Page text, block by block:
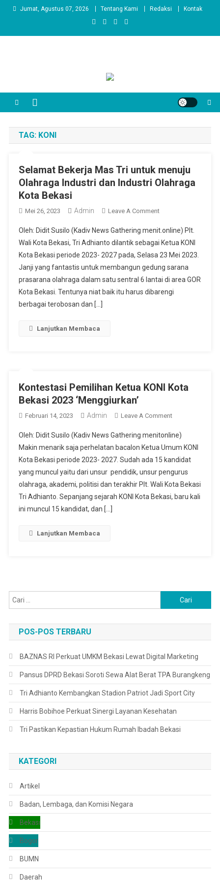
Jumat, Agustus 07, 2026 Tentang Kami Redaksi Kontak
TAG: KONI
Selamat Bekerja Mas Tri untuk menuju
Olahraga Industri dan Industri Olahraga
Kota Bekasi
Mei 26, 2023 Admin Leave A CommentOn
Bekerja
Mas
Tri
Untuk
Menuju
Olahraga
Oleh: Didit Susilo (Kadiv News Gathering menit.online) Plt.
Wali Kota Bekasi, Tri Adhianto dilantik sebagai Ketua KONI
Kota Bekasi periode 2023- 2027 pada, Selasa 23 Mei 2023.
Janji yang fantastis untuk membangun gedung sarana
prasarana olahraga dalam satu sentral 6 lantai di area GOR
Kota Bekasi. Tentunya niat baik itu harus dibarengi
berbagai terobosan dan […]
Lanjutkan Membaca
Kontestasi Pemilihan Ketua KONI Kota
Bekasi 2023 ‘Menggiurkan’
Februari 14, 2023 Admin Leave A CommentOn
Pemilihan
Ketua
KONI
Kota
Bekasi
2023
Oleh: Didit Susilo (Kadiv News Gathering menitonline)
Makin menarik saja perhelatan bacalon Ketua Umum KONI
Kota Bekasi periode 2023- 2027. Sudah ada 15 kandidat
yang muncul yaitu dari unsur pendidik, unsur pengurus
olahraga, akademi, politisi dan terakhir Plt. Wali Kota Bekasi
Tri Adhianto. Sepanjang sejarah KONI Kota Bekasi, baru kali
ini muncul 15 kandidat, dan […]
Lanjutkan Membaca
untuk:
POS-POS TERBARU
BAZNAS RI Perkuat UMKM Bekasi Lewat Digital Marketing
Pansus DPRD Bekasi Soroti Sewa Alat Berat TPA Burangkeng
Tri Adhianto Kembangkan Stadion Patriot Jadi Sport City
Harris Bobihoe Perkuat Sinergi Layanan Kesehatan
Tri Pastikan Kepastian Hukum Rumah Ibadah Bekasi
KATEGORI
Artikel
Badan, Lembaga, dan Komisi Negara
Bekasi
Bogor
BUMN
Daerah